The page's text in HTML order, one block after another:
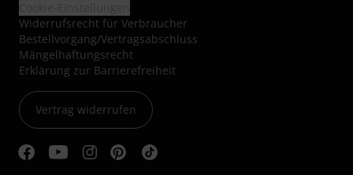
Widerrufsrecht für Verbraucher
Bestellvorgang/Vertragsabschluss
Mängelhaftungsrecht
Erklärung zur Barrierefreiheit
Vertrag widerrufen